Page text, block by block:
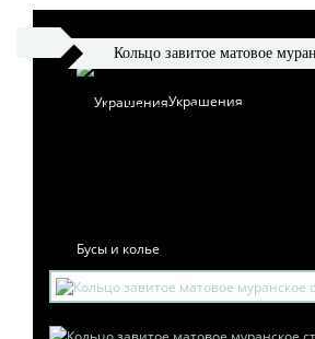
Украшения
Бусы и колье
Кольцо завитое матовое
КОЛЬЦО